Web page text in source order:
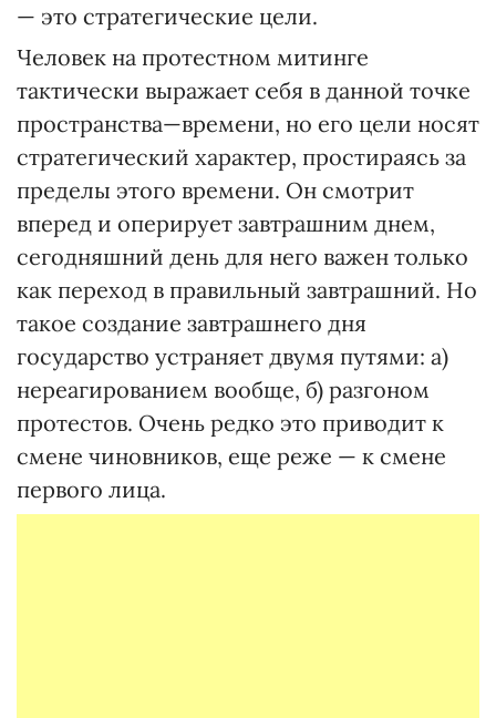
— это стратегические цели.
Человек на протестном митинге
тактически выражает себя в данной точке
пространства—времени, но его цели носят
стратегический характер, простираясь за
пределы этого времени. Он смотрит
вперед и оперирует завтрашним днем,
сегодняшний день для него важен только
как переход в правильный завтрашний. Но
такое создание завтрашнего дня
государство устраняет двумя путями: а)
нереагированием вообще, б) разгоном
протестов. Очень редко это приводит к
смене чиновников, еще реже — к смене
первого лица.